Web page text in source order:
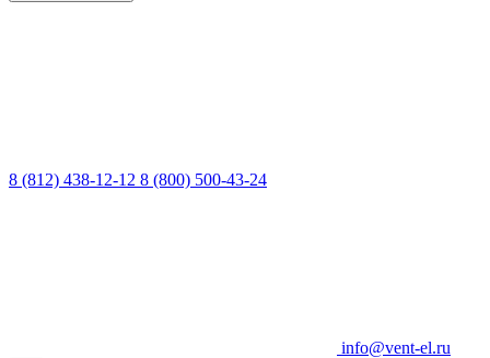
8 (812) 438-12-12 8 (800) 500-43-24
info@vent-el.ru